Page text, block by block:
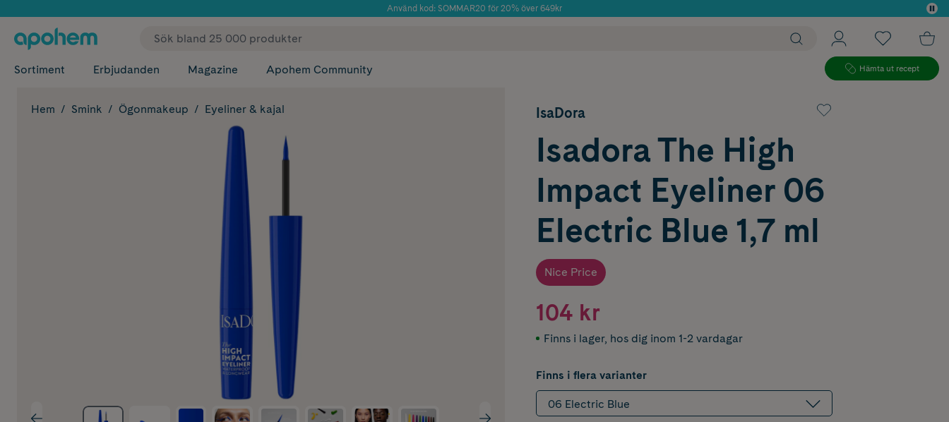
Använd kod: SOMMAR20 för 20% över 649kr
✓ Fri frakt
Sortiment Erbjudanden Magazine Apohem Community Hämta ut recept
Hem Smink Ögonmakeup Eyeliner & kajal IsaDora
Isadora The High
Impact Eyeliner 06
Electric Blue 1,7 ml
Nice Price
104 kr
Finns i lager, hos dig inom 1-2 vardagar
Finns i flera varianter
06 Electric Blue